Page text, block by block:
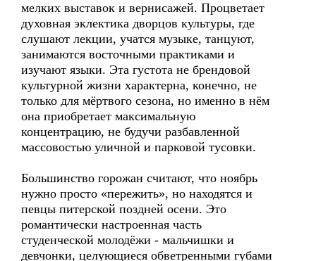
мелких выставок и вернисажей. Процветает
духовная эклектика дворцов культуры, где
слушают лекции, учатся музыке, танцуют,
занимаются восточными практиками и
изучают языки. Эта густота не брендовой
культурной жизни характерна, конечно, не
только для мёртвого сезона, но именно в нём
она приобретает максимальную
концентрацию, не будучи разбавленной
массовостью уличной и парковой тусовки.
Большинство горожан считают, что ноябрь
нужно просто «пережить», но находятся и
певцы питерской поздней осени. Это
романтически настроенная часть
студенческой молодёжи - мальчишки и
девчонки, целующиеся обветренными губами